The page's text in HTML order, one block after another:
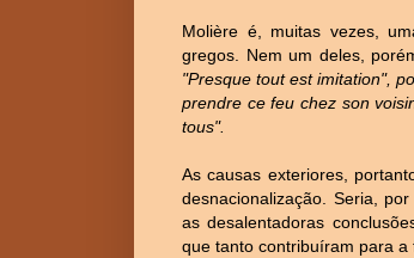
Molière é, muitas vezes,
gregos. Nem um deles,
"Presque tout est imitation",
prendre ce feu chez son
tous".
As causas exteriores,
desnacionalização. Seria,
as desalentadoras
que tanto contribuíram para a